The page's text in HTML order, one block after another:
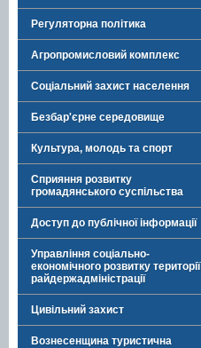
Регуляторна політика
Агропромисловий комплекс
Соціальний захист населення
Безбар'єрне середовище
Культура, молодь та спорт
Сприяння розвитку
громадянського суспільства
Доступ до публічної інформації
Управління соціально-
економічного розвитку території
райдержадміністрації
Цивільний захист
Вознесенщина туристична